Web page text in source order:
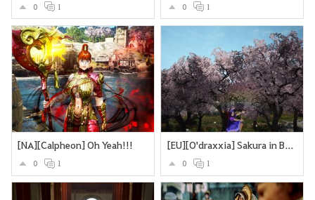
0 1 0 1
[NA][Calpheon] Oh Yeah!!!
0 1
[EU][O'draxxia] Sakura in Balenos
0 1